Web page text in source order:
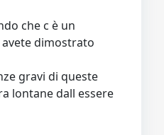
che c è un
dimostrato
gravi di queste
lontane dall essere